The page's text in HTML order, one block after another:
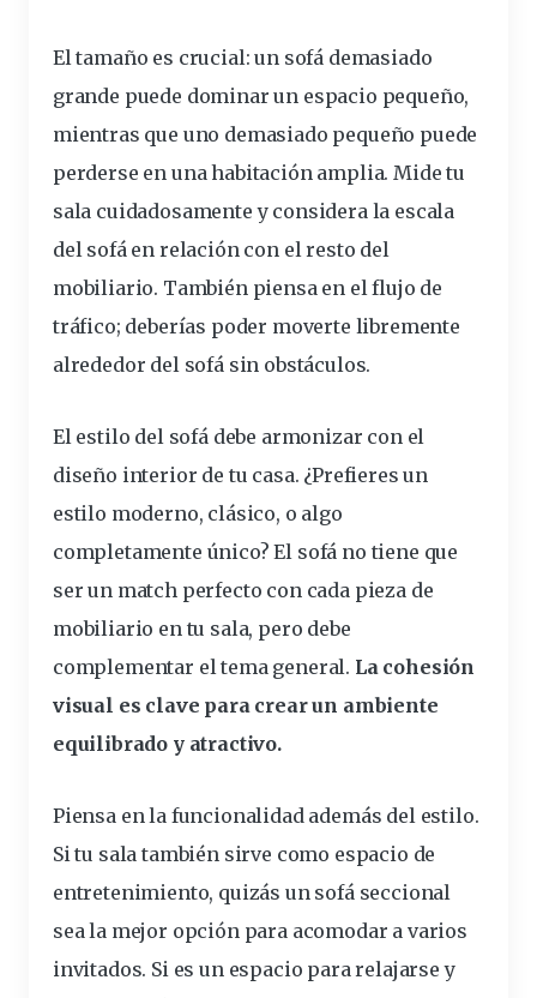
El tamaño es crucial: un sofá demasiado
grande puede dominar un espacio pequeño,
mientras que uno demasiado pequeño puede
perderse en una habitación amplia. Mide tu
sala cuidadosamente y considera la escala
del sofá en relación con el resto del
mobiliario. También piensa en el flujo de
tráfico; deberías poder moverte libremente
alrededor del sofá sin obstáculos.
El estilo del sofá debe armonizar con el
diseño interior de tu casa. ¿Prefieres un
estilo moderno, clásico, o algo
completamente único? El sofá no tiene que
ser un match perfecto con cada pieza de
mobiliario en tu sala, pero debe
complementar el tema general. La cohesión
visual es clave para crear un ambiente
equilibrado y atractivo.
Piensa en la funcionalidad además del estilo.
Si tu sala también sirve como espacio de
entretenimiento, quizás un sofá seccional
sea la mejor opción para acomodar a varios
invitados. Si es un espacio para relajarse y